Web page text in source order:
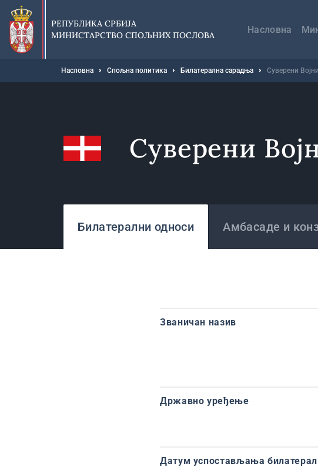
Прескочи
главни
део
садржаја
РЕПУБЛИКА СРБИЈА
МИНИСТАРСТВО СПОЉНИХ ПОСЛОВА
навигација
Насловна
Мрвице
Насловна Спољна политика Билатерална сарадња Суверени
Суверени
Билатерални односи Амбасаде и
Званичан назив
Државно уређење
Датум успостављања